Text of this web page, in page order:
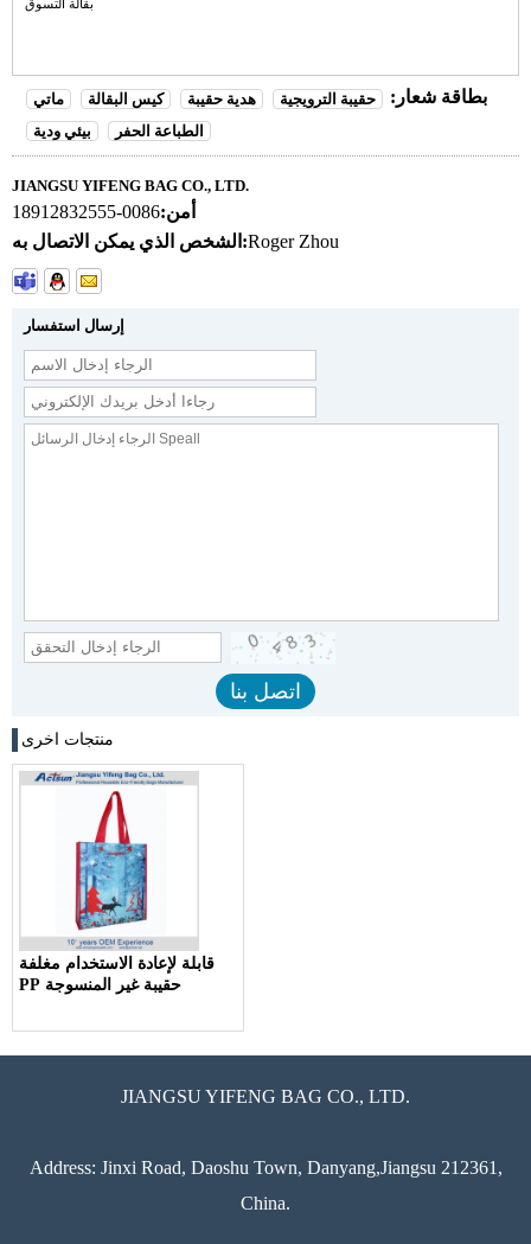
بقالة التسوق
بطاقة شعار: حقيبة الترويجية هدية حقيبة كيس البقالة
ماتي
الطباعة الحفر
بيئي ودية
JIANGSU YIFENG BAG CO., LTD.
أمن:0086-18912832555
الشخص الذي يمكن الاتصال به:Roger Zhou
إرسال استفسار
منتجات اخرى
قابلة لإعادة الاستخدام مغلفة
PP حقيبة غير المنسوجة
JIANGSU YIFENG BAG CO., LTD.
Address: Jinxi Road, Daoshu Town, Danyang,Jiangsu 212361,
China.